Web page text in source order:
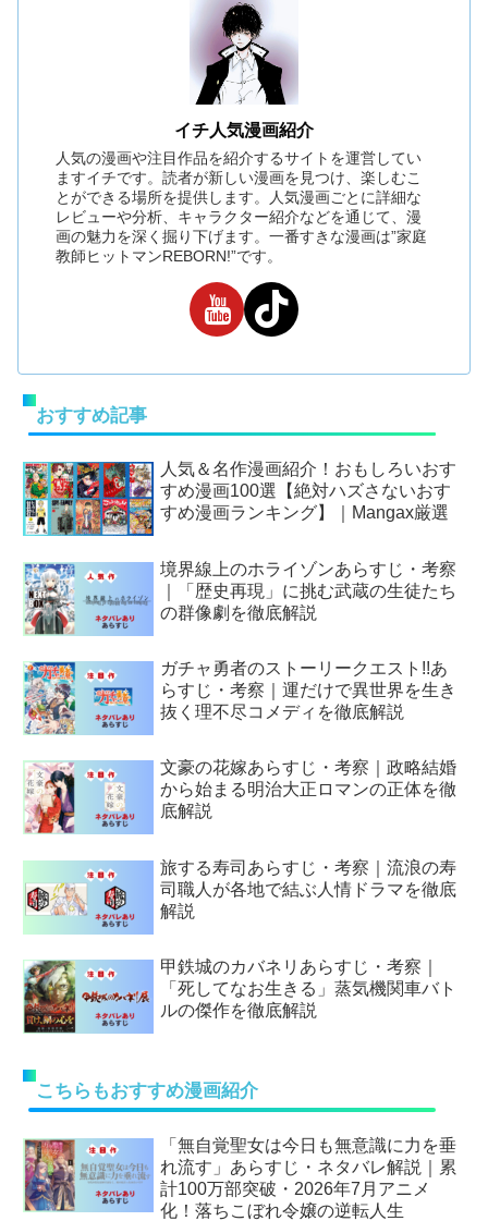
イチ人気漫画紹介
人気の漫画や注目作品を紹介するサイトを運営してい
ますイチです。読者が新しい漫画を見つけ、楽しむこ
とができる場所を提供します。人気漫画ごとに詳細な
レビューや分析、キャラクター紹介などを通じて、漫
画の魅力を深く掘り下げます。一番すきな漫画は”家庭
教師ヒットマンREBORN!”です。
おすすめ記事
人気＆名作漫画紹介！おもしろいおす
すめ漫画100選【絶対ハズさないおす
すめ漫画ランキング】｜Mangax厳選
境界線上のホライゾンあらすじ・考察
｜「歴史再現」に挑む武蔵の生徒たち
の群像劇を徹底解説
ガチャ勇者のストーリークエスト!!あ
らすじ・考察｜運だけで異世界を生き
抜く理不尽コメディを徹底解説
文豪の花嫁あらすじ・考察｜政略結婚
から始まる明治大正ロマンの正体を徹
底解説
旅する寿司あらすじ・考察｜流浪の寿
司職人が各地で結ぶ人情ドラマを徹底
解説
甲鉄城のカバネリあらすじ・考察｜
「死してなお生きる」蒸気機関車バト
ルの傑作を徹底解説
こちらもおすすめ漫画紹介
「無自覚聖女は今日も無意識に力を垂
れ流す」あらすじ・ネタバレ解説｜累
計100万部突破・2026年7月アニメ
化！落ちこぼれ令嬢の逆転人生